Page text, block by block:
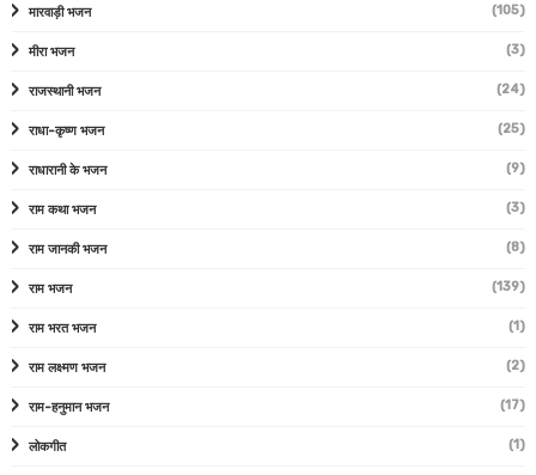
मारवाड़ी भजन (105)
मीरा भजन (3)
राजस्थानी भजन (24)
राधा-कृष्ण भजन (25)
राधारानी के भजन (9)
राम कथा भजन (3)
राम जानकी भजन (8)
राम भजन (139)
राम भरत भजन (1)
राम लक्ष्मण भजन (2)
राम-हनुमान भजन (17)
लोकगीत (1)